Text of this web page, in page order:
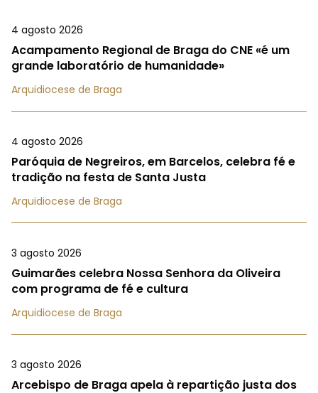
4 agosto 2026
Acampamento Regional de Braga do CNE «é um
grande laboratório de humanidade»
Arquidiocese de Braga
4 agosto 2026
Paróquia de Negreiros, em Barcelos, celebra fé e
tradição na festa de Santa Justa
Arquidiocese de Braga
3 agosto 2026
Guimarães celebra Nossa Senhora da Oliveira
com programa de fé e cultura
Arquidiocese de Braga
3 agosto 2026
Arcebispo de Braga apela à repartição justa dos